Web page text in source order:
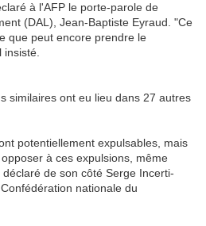
à l'AFP le porte-parole de
(DAL), Jean-Baptiste Eyraud. "Ce
que peut encore prendre le
similaires ont eu lieu dans 27 autres
potentiellement expulsables, mais
à ces expulsions, même
de son côté Serge Incerti-
nationale du